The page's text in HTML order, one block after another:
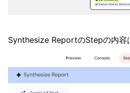
Synthesize ReportのStepの内容